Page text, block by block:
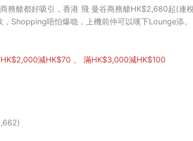
務艙都好吸引，香港 飛 曼谷商務艙HK$2,680起(連
Shopping唔怕爆喼，上機前仲可以嘆下Lounge添。
減HK$70 、 滿HK$3,000減HK$100